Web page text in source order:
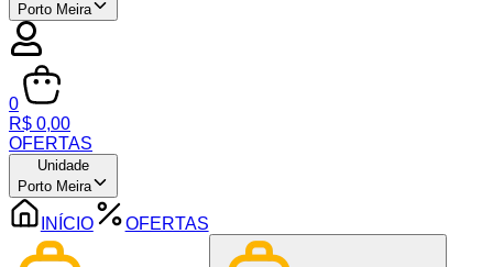
Porto Meira
0
R$ 0,00
OFERTAS
Unidade
Porto Meira
INÍCIO OFERTAS